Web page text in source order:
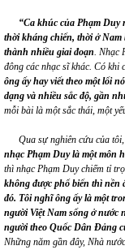
“Ca khúc của Phạm Duy
thời kháng chiến, thời ở Nam
thành nhiều giai đoạn. Nhạc
đông các nhạc sĩ khác. Có khi
ông ấy hay viết theo một lối
dạng và nhiều sắc độ, gần
mỗi bài là một sắc thái, một
Qua sự nghiên cứu của tôi,
nhạc Phạm Duy là một môn
thì nhạc Phạm Duy chiếm tỉ
không được phổ biến thì nền
đó. Tôi nghĩ ông ấy là một
người Việt Nam sống ở nước
người theo Quốc Dân Đảng
Những năm gần đây, Nhà